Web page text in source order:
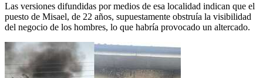
Las versiones difundidas por medios de esa localidad indican que el
puesto de Misael, de 22 años, supuestamente obstruía la visibilidad
del negocio de los hombres, lo que habría provocado un altercado.